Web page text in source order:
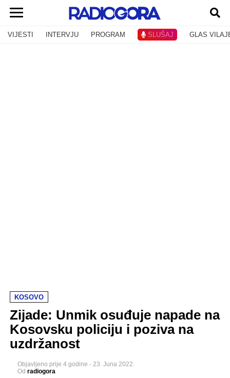
VIJESTI INTERVJU PROGRAM SLUŠAJ GLAS
KOSOVO
Zijade: Unmik osuđuje napade na
Kosovsku policiju i poziva na
uzdržanost
Objavljeno prije 4 godine - 23. Juna 2022.
Od radiogora